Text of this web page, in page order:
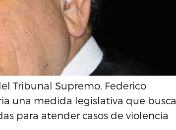
Tribunal Supremo, Federico
una medida legislativa que busca
para atender casos de violencia